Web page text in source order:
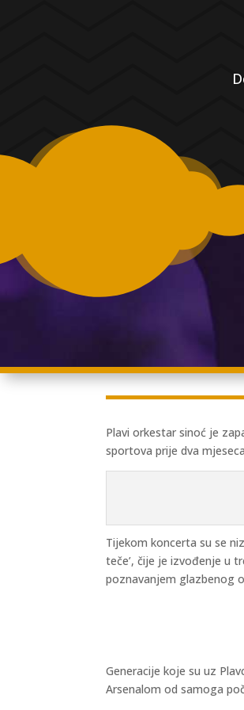
Plavi orkestar sinoć je
sportova prije dva
Tijekom koncerta su se
teče’, čije je izvođenje u
poznavanjem glazbenog
Generacije koje su uz
Arsenalom od samoga